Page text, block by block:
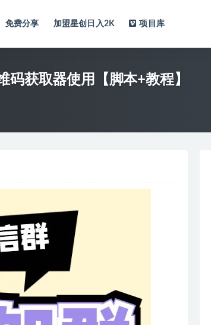
免费分享 加盟星创日入2K 项目库
码获取器使用【脚本+教程】